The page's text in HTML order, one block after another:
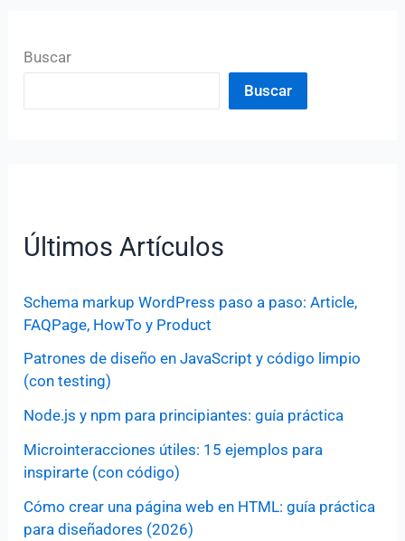
Buscar
Buscar
Últimos Artículos
Schema markup WordPress paso a paso: Article,
FAQPage, HowTo y Product
Patrones de diseño en JavaScript y código limpio
(con testing)
Node.js y npm para principiantes: guía práctica
Microinteracciones útiles: 15 ejemplos para
inspirarte (con código)
Cómo crear una página web en HTML: guía práctica
para diseñadores (2026)